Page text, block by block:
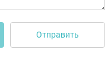
Отправить